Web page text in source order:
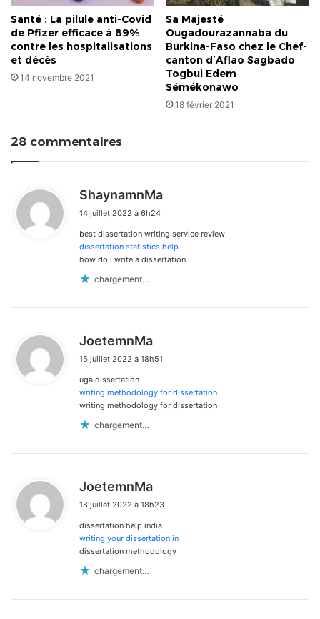
Santé : La pilule anti-Covid
de Pfizer efficace à 89%
contre les hospitalisations
et décès
14 novembre 2021
Sa Majesté
Ougadourazannaba du
Burkina-Faso chez le Chef-
canton d’Aflao Sagbado
Togbui Edem
Sémékonawo
18 février 2021
28 commentaires
ShaynamnMa
:
14 juillet 2022 à 6h24
best dissertation writing service review
dissertation statistics help
how do i write a dissertation
chargement…
JoetemnMa
t
:
15 juillet 2022 à 18h51
uga dissertation
writing methodology for dissertation
writing methodology for dissertation
chargement…
JoetemnMa
t
:
18 juillet 2022 à 18h23
dissertation help india
writing your dissertation in
dissertation methodology
chargement…